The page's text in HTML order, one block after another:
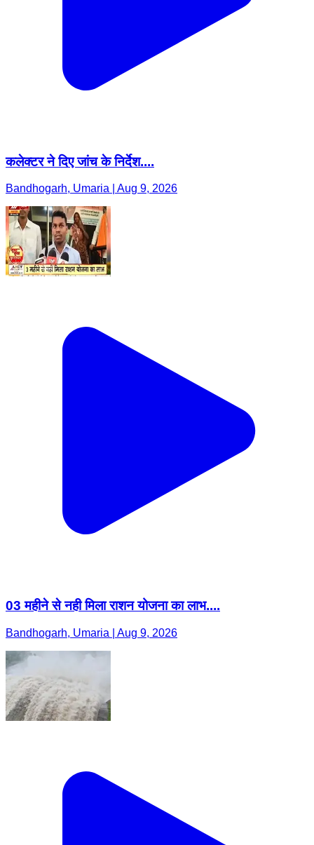
कलेक्टर ने दिए जांच के निर्देश....
Bandhogarh, Umaria | Aug 9, 2026
03 महीने से नही मिला राशन योजना का लाभ....
Bandhogarh, Umaria | Aug 9, 2026